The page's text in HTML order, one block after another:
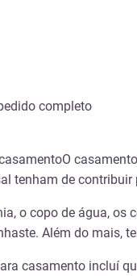
completo
tenham de contribuir
o copo de água,
Além do mais,
casamento incluí